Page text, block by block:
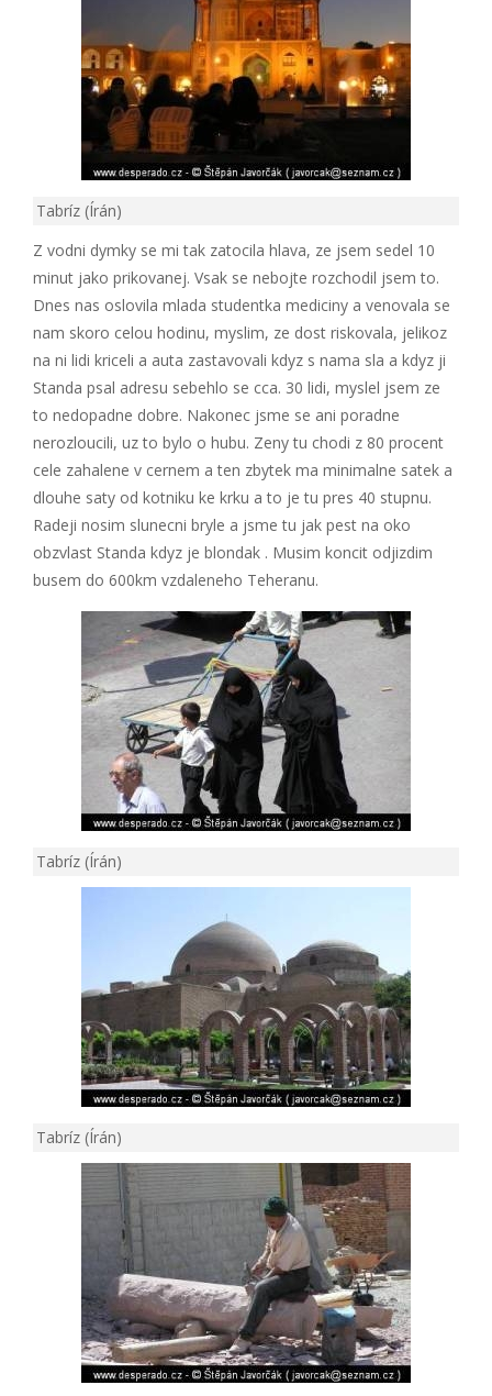
Tabríz (Írán)
Z vodni dymky se mi tak zatocila hlava, ze jsem sedel 10
minut jako prikovanej. Vsak se nebojte rozchodil jsem to.
Dnes nas oslovila mlada studentka mediciny a venovala se
nam skoro celou hodinu, myslim, ze dost riskovala, jelikoz
na ni lidi kriceli a auta zastavovali kdyz s nama sla a kdyz ji
Standa psal adresu sebehlo se cca. 30 lidi, myslel jsem ze
to nedopadne dobre. Nakonec jsme se ani poradne
nerozloucili, uz to bylo o hubu. Zeny tu chodi z 80 procent
cele zahalene v cernem a ten zbytek ma minimalne satek a
dlouhe saty od kotniku ke krku a to je tu pres 40 stupnu.
Radeji nosim slunecni bryle a jsme tu jak pest na oko
obzvlast Standa kdyz je blondak . Musim koncit odjizdim
busem do 600km vzdaleneho Teheranu.
Tabríz (Írán)
Tabríz (Írán)